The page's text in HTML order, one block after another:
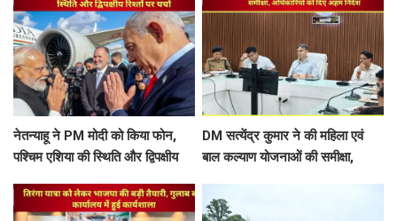
नेतन्याहू ने PM मोदी को किया फोन,
पश्चिम एशिया की स्थिति और द्विपक्षीय
DM सत्येंद्र कुमार ने की महिला एवं
बाल कल्याण योजनाओं की समीक्षा,